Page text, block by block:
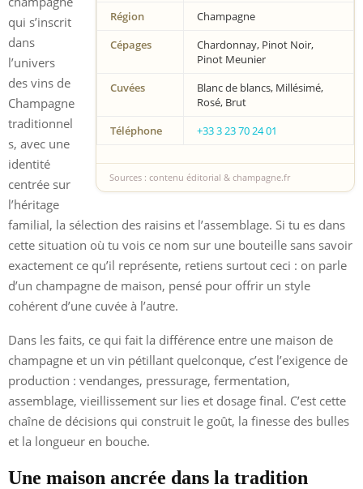
Région
Champagne
Cépages
Chardonnay, Pinot Noir,
Pinot Meunier
Cuvées
Blanc de blancs, Millésimé,
Rosé, Brut
Téléphone
+33 3 23 70 24 01
Sources : contenu éditorial & champagne.fr
qui s’inscrit
dans
l’univers
des vins de
Champagne
traditionnel
s, avec une
identité
centrée sur
l’héritage
familial, la sélection des raisins et l’assemblage. Si tu es dans
cette situation où tu vois ce nom sur une bouteille sans savoir
exactement ce qu’il représente, retiens surtout ceci : on parle
d’un champagne de maison, pensé pour offrir un style
cohérent d’une cuvée à l’autre.
Dans les faits, ce qui fait la différence entre une maison de
champagne et un vin pétillant quelconque, c’est l’exigence de
production : vendanges, pressurage, fermentation,
assemblage, vieillissement sur lies et dosage final. C’est cette
chaîne de décisions qui construit le goût, la finesse des bulles
et la longueur en bouche.
Une maison ancrée dans la tradition